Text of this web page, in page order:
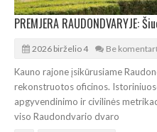
2026 birželio 4 Be
Kauno rajone įsikūrusiame
rekonstruotos oficinos.
apgyvendinimo ir civilinės
viso Raudondvario dvaro